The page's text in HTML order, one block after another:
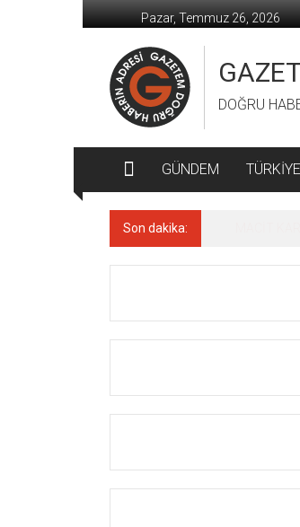
geç
Pazar, Temmuz 26, 2026
DOĞRU
GÜNDEM TÜRKİYE
Son dakika: